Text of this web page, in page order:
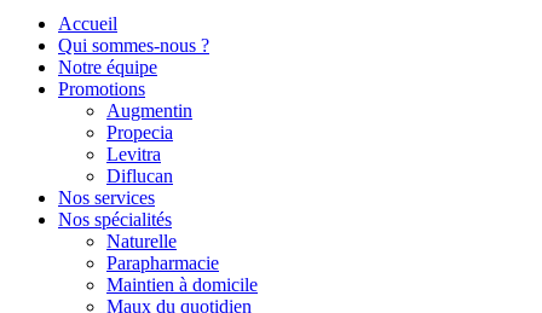
Accueil
Qui sommes-nous ?
Notre équipe
Promotions
Augmentin
Propecia
Levitra
Diflucan
Nos services
Nos spécialités
Naturelle
Parapharmacie
Maintien à domicile
Maux du quotidien